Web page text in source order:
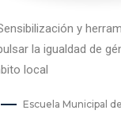
Escuela Municipal